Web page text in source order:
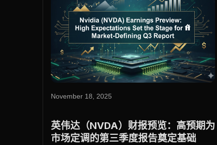
November 18, 2025
英伟达（NVDA）财报预览：高预期为
市场定调的第三季度报告奠定基础